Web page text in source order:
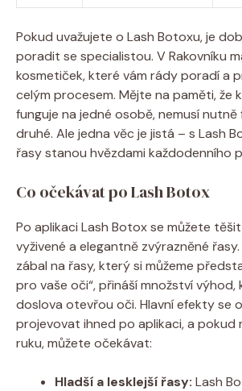
Pokud uvažujete o Lash Botoxu, je
poradit se specialistou. V Rakovníku
kosmetiček, které vám rády poradí a
celým procesem. Mějte na paměti, že
funguje na jedné osobě, nemusí
druhé. Ale jedna věc je jistá – s Lash
řasy stanou hvězdami každodenního
Co očekávat po Lash Botox
Po aplikaci Lash Botox se můžete
vyživené a elegantně zvýrazněné
zábal na řasy, který si můžeme
pro vaše oči“, přináší množství výhod,
doslova otevřou oči. Hlavní efekty se
projevovat ihned po aplikaci, a pokud
ruku, můžete očekávat:
Hladší a lesklejší řasy: Lash